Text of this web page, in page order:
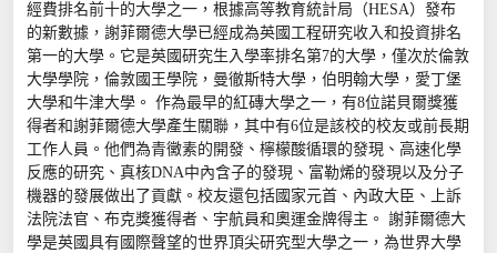
經費排名前十的大學之一，根據高等教育統計局（HESA）發布
的新數據，謝菲爾德大學已經成為英國工程研究收入和投資排名
第一的大學。它是英國研究生入學率排名第7的大學，僅次於倫敦
大學學院，倫敦國王學院，曼徹斯特大學，伯明翰大學，愛丁堡
大學和牛津大學。 作為最早的紅磚大學之一，有8位諾貝爾獎獲
得者和謝菲爾德大學產生關聯，其中有6位是該校的校友或前長期
工作人員。他們為青黴素的開發、檸檬酸循環的發現、高速化學
反應的研究、真核DNA中內含子的發現、富勒烯的發現以及分子
機器的發展做出了貢獻。校友還包括國家元首、內政大臣、上訴
法院法官、布克獎獲得者、宇航員和奧運金牌得主。 謝菲爾德大
學是英國具有國際聲望的世界頂尖研究型大學之一，為世界大學